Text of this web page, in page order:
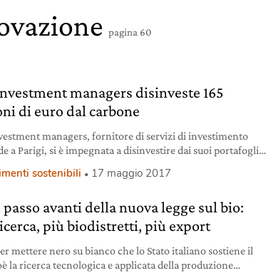
pagina 60
managers disinveste 165
di euro dal carbone
managers, fornitore di servizi di investimento
a Parigi, si è impegnata a disinvestire dai suoi portafogli a
euro, dopo l’adozione di una nuova politica sul carbone.
sostenibili 17 maggio 2017
avanti della nuova legge sul bio:
più biodistretti, più export
mettere nero su bianco che lo Stato italiano sostiene il
la ricerca tecnologica e applicata della produzione